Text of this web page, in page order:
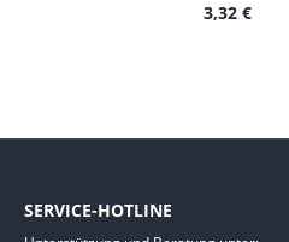
3,32 €
SERVICE-HOTLINE